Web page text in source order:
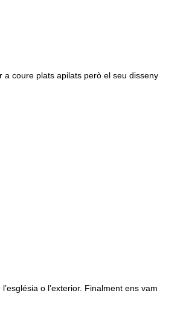
coure plats apilats però el seu disseny
o l’exterior. Finalment ens vam